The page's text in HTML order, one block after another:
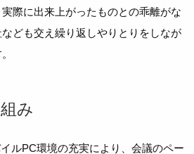
際に出来上がったものとの乖離がな
ども交え繰り返しやりとりをしなが
み
ルPC環境の充実により、会議のペー